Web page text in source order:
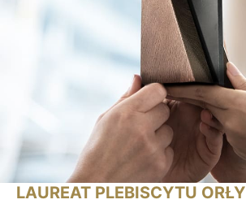
LAUREAT PLEBISCYTU ORŁY